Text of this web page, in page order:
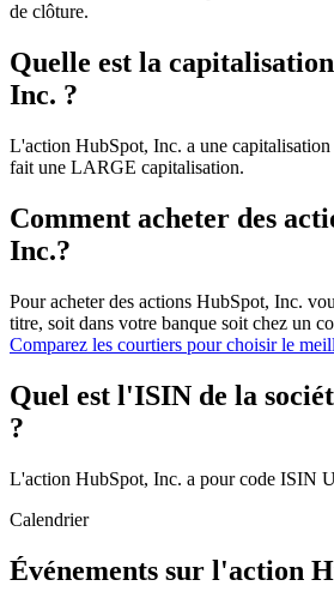
de clôture.
Quelle est la
Inc. ?
L'action HubSpot, Inc. a une
fait une LARGE capitalisation.
Comment acheter des
Inc.?
Pour acheter des actions HubSpot, Inc.
titre, soit dans votre banque soit chez un
Comparez les courtiers pour choisir le
Quel est l'ISIN de la
?
L'action HubSpot, Inc. a pour code ISIN
Calendrier
Événements sur l'action